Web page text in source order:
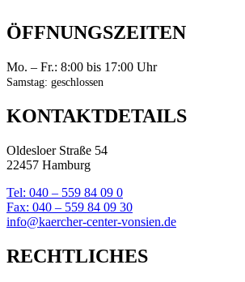
ÖFFNUNGSZEITEN
Mo. – Fr.: 8:00 bis 17:00 Uhr
Samstag: geschlossen
KONTAKTDETAILS
Oldesloer Straße 54
22457 Hamburg
Tel: 040 – 559 84 09 0
Fax: 040 – 559 84 09 30
info@kaercher-center-vonsien.de
RECHTLICHES